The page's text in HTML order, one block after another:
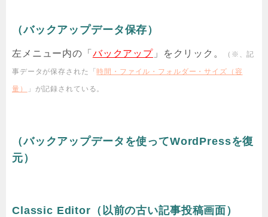
（バックアップデータ保存）
左メニュー内の「 バックアップ」をクリック。 （※、記
事データが保存された「 時間・ファイル・フォルダー・サイズ（容
量） 」が記録されている。
（バックアップデータを使ってWordPressを復
元）
Classic Editor（以前の古い記事投稿画面）